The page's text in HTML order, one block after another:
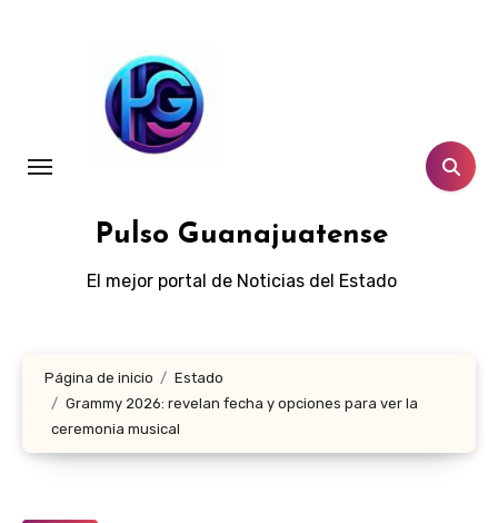
Pulso Guanajuatense
El mejor portal de Noticias del Estado
Página de inicio
Estado
Grammy 2026: revelan fecha y opciones para ver la
ceremonia musical